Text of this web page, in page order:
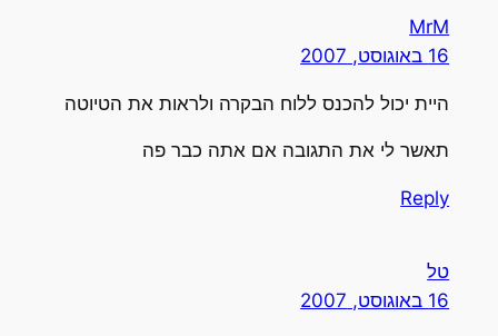
MrM
16 באוגוסט, 2007
היית יכול להכנס ללוח הבקרה ולראות את הטיוטה
תאשר לי את התגובה אם אתה כבר פה
Reply
טל
16 באוגוסט, 2007